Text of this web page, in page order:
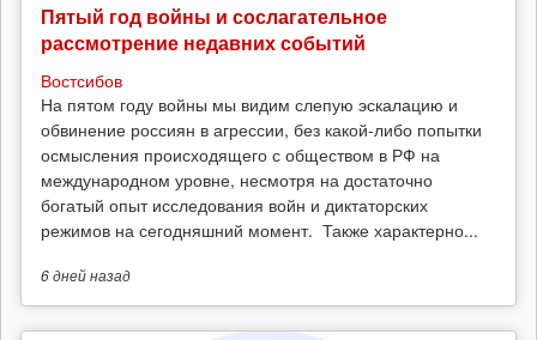
Пятый год войны и сослагательное
рассмотрение недавних событий
Востсибов
На пятом году войны мы видим слепую эскалацию и
обвинение россиян в агрессии, без какой-либо попытки
осмысления происходящего с обществом в РФ на
международном уровне, несмотря на достаточно
богатый опыт исследования войн и диктаторских
режимов на сегодняшний момент. Также характерно...
6 днейназад